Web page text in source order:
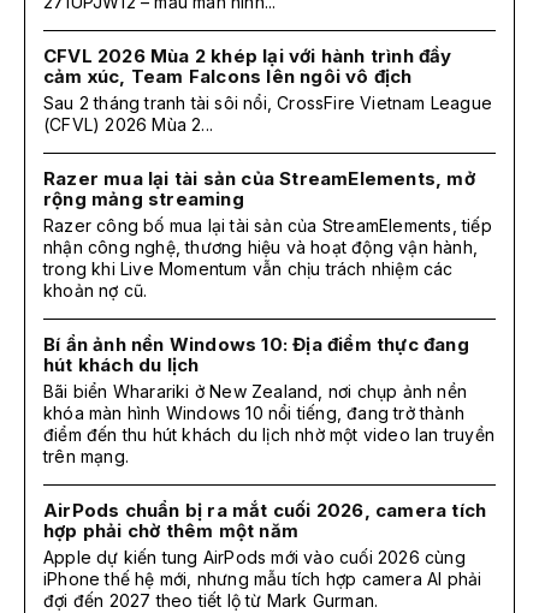
CFVL 2026 Mùa 2 khép lại với hành trình đầy
cảm xúc, Team Falcons lên ngôi vô địch
Sau 2 tháng tranh tài sôi nổi, CrossFire Vietnam League
(CFVL) 2026 Mùa 2...
Razer mua lại tài sản của StreamElements, mở
rộng mảng streaming
Razer công bố mua lại tài sản của StreamElements, tiếp
nhận công nghệ, thương hiệu và hoạt động vận hành,
trong khi Live Momentum vẫn chịu trách nhiệm các
khoản nợ cũ.
Bí ẩn ảnh nền Windows 10: Địa điểm thực đang
hút khách du lịch
Bãi biển Wharariki ở New Zealand, nơi chụp ảnh nền
khóa màn hình Windows 10 nổi tiếng, đang trở thành
điểm đến thu hút khách du lịch nhờ một video lan truyền
trên mạng.
AirPods chuẩn bị ra mắt cuối 2026, camera tích
hợp phải chờ thêm một năm
Apple dự kiến tung AirPods mới vào cuối 2026 cùng
iPhone thế hệ mới, nhưng mẫu tích hợp camera AI phải
đợi đến 2027 theo tiết lộ từ Mark Gurman.